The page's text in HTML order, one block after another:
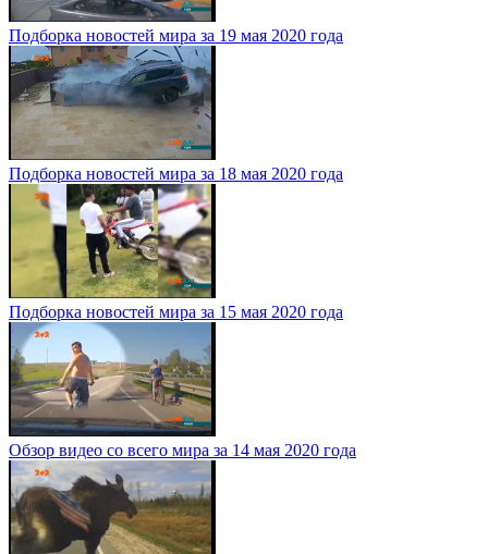
Подборка новостей мира за 19 мая 2020 года
Подборка новостей мира за 18 мая 2020 года
Подборка новостей мира за 15 мая 2020 года
Обзор видео со всего мира за 14 мая 2020 года